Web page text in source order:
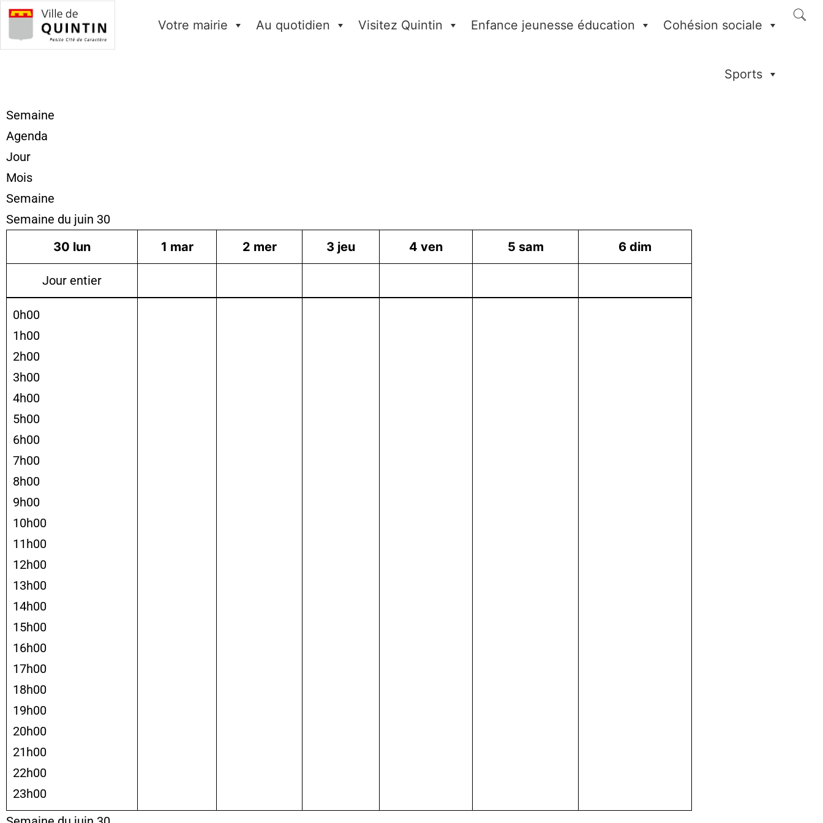
Votre mairie Au quotidien Visitez Quintin Enfance jeunesse éducation Cohésion sociale
Sports
Semaine
Agenda
Jour
Mois
Semaine
Semaine du juin 30
30 lun 1 mar 2 mer 3 jeu 4 ven 5 sam 6 dim
Jour entier
0h00
1h00
2h00
3h00
4h00
5h00
6h00
7h00
8h00
9h00
10h00
11h00
12h00
13h00
14h00
15h00
16h00
17h00
18h00
19h00
20h00
21h00
22h00
23h00